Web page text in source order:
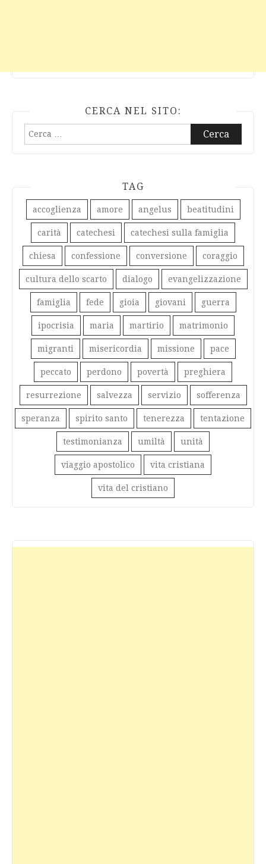
CERCA NEL SITO:
Ricerca
TAG
accoglienza amore angelus beatitudini
carità catechesi catechesi sulla famiglia
chiesa confessione conversione coraggio
cultura dello scarto dialogo evangelizzazione
famiglia fede gioia giovani guerra
ipocrisia maria martirio matrimonio
migranti misericordia missione pace
peccato perdono povertà preghiera
resurrezione salvezza servizio sofferenza
speranza spirito santo tenerezza tentazione
testimonianza umiltà unità
viaggio apostolico vita cristiana
vita del cristiano